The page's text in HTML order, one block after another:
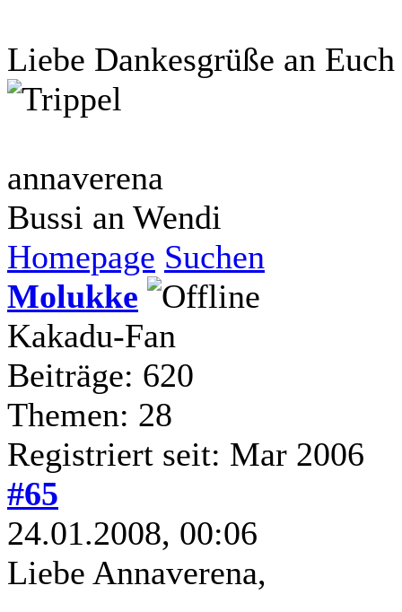
Liebe Dankesgrüße an
annaverena
Bussi an Wendi
Homepage Suchen
Molukke
Kakadu-Fan
Beiträge: 620
Themen: 28
Registriert seit: Mar 2006
#65
24.01.2008, 00:06
Liebe Annaverena,